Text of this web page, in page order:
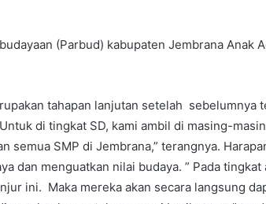
(Parbud) kabupaten Jembrana Anak
tahapan lanjutan setelah sebelumnya
di tingkat SD, kami ambil di masing-
semua SMP di Jembrana,” terangnya.
dan menguatkan nilai budaya. ” Pada
ini. Maka mereka akan secara langsung